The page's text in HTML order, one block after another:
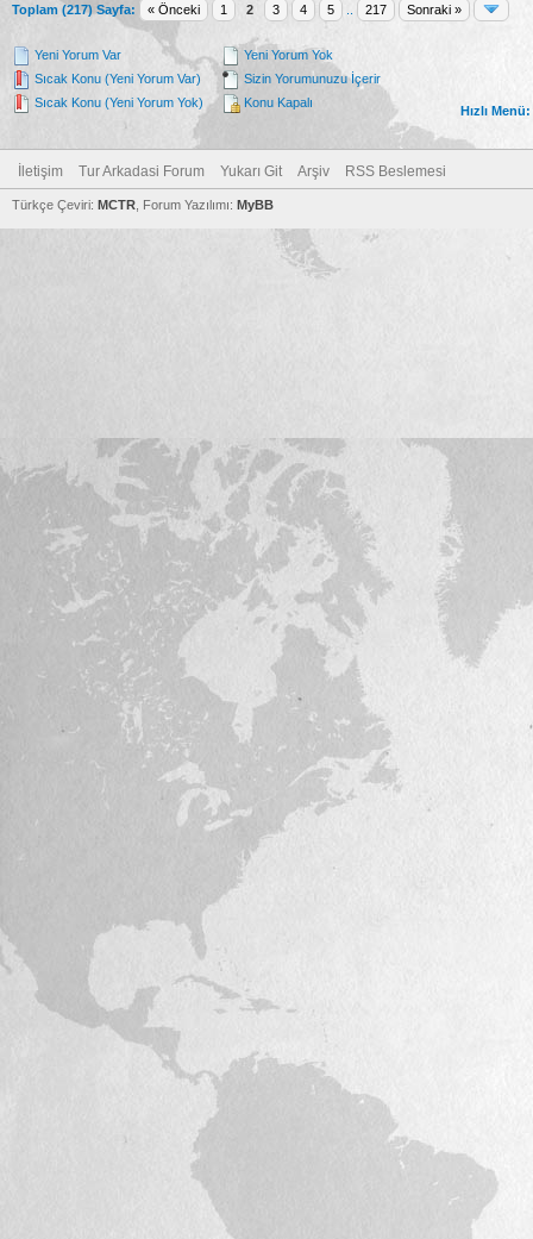
Toplam (217) Sayfa: « Önceki 1 2 3 4 5 217 Sonraki »
Yeni Yorum Var
Sıcak Konu (Yeni Yorum Var)
Sıcak Konu (Yeni Yorum Yok)
Yeni Yorum Yok
Sizin Yorumunuzu İçerir
Konu Kapalı
Hızlı Menü:
İletişim Tur Arkadasi Forum Yukarı Git Arşiv RSS Beslemesi
Türkçe Çeviri: MCTR , Forum Yazılımı: MyBB